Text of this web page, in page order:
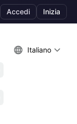
Accedi Inizia
Italiano